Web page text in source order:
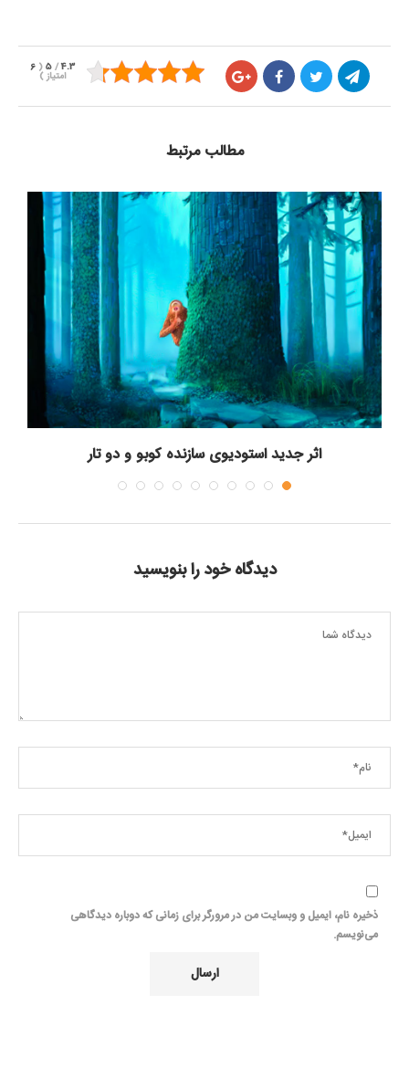
4.3
/
5
(
6
امتیاز)
مطالب مرتبط
اثر جدید استودیوی سازنده کوبو و دو تار
دیدگاه خود را بنویسید
ذخیره نام، ایمیل و وبسایت من در مرورگر برای زمانی که دوباره دیدگاهی
می‌نویسم.